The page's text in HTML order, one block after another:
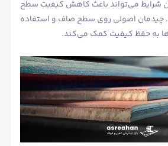
شرایط می‌تواند باعث کاهش کیفیت سطح
چیدمان اصولی روی سطح صاف و استفاده
به حفظ کیفیت کمک می‌کند.